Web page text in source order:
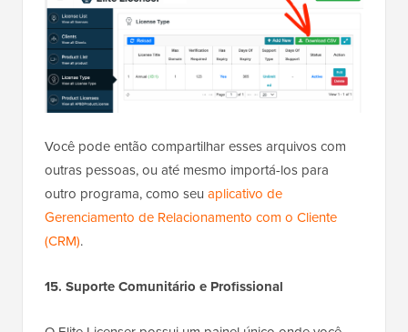
Você pode então compartilhar esses arquivos com
outras pessoas, ou até mesmo importá-los para
outro programa, como seu aplicativo de
Gerenciamento de Relacionamento com o Cliente
(CRM).
15. Suporte Comunitário e Profissional